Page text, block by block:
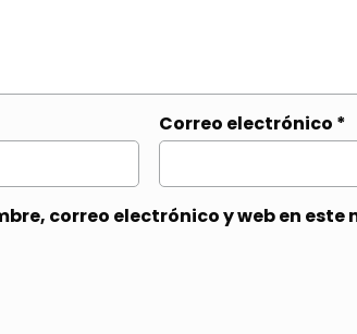
Correo electrónico *
correo electrónico y web en